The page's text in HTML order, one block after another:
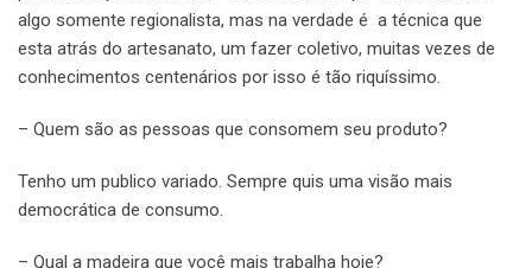
algo somente regionalista, mas na verdade é a técnica que
esta atrás do artesanato, um fazer coletivo, muitas vezes de
conhecimentos centenários por isso é tão riquíssimo.
– Quem são as pessoas que consomem seu produto?
Tenho um publico variado. Sempre quis uma visão mais
democrática de consumo.
– Qual a madeira que você mais trabalha hoje?